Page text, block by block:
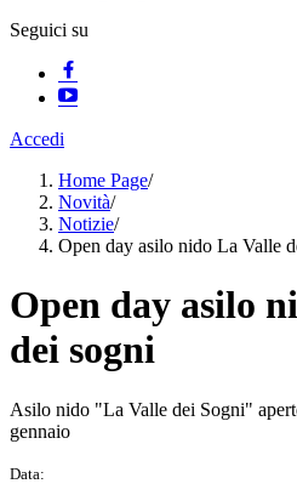
Seguici su
Accedi
Home Page/
Novità/
Notizie/
Open day asilo nido La Valle
Open day asilo
dei sogni
Asilo nido "La Valle dei Sogni"
gennaio
Data: